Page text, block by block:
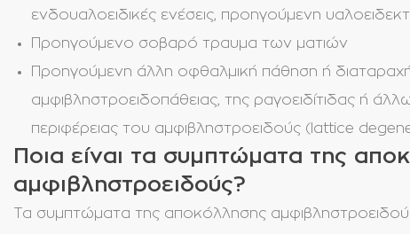
ενδουαλοειδικές ενέσεις, προηγούμενη
Προηγούμενο σοβαρό τραυμα των ματιών
Προηγούμενη άλλη οφθαλμική πάθηση ή
αμφιβληστροειδοπάθειας, της ραγοειδίτιδας ή
περιφέρειας του αμφιβληστροειδούς (lattice
Ποια είναι τα συμπτώματα της
αμφιβληστροειδούς?
Τα συμπτώματα της αποκόλλησης